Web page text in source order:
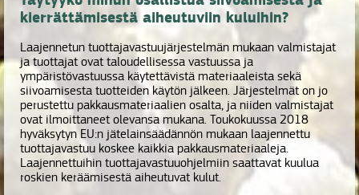
kierrättämisestä aiheutuviin kuluihin?
Laajennetun tuottajavastuujärjestelmän mukaan valmistajat
ja tuottajat ovat taloudellisessa vastuussa ja
ympäristövastuussa käytettävistä materiaaleista sekä
siivoamisesta tuotteiden käytön jälkeen. Järjestelmät on jo
perustettu pakkausmateriaalien osalta, ja niiden valmistajat
ovat ilmoittaneet olevansa mukana. Toukokuussa 2018
hyväksytyn EU:n jätelainsäädännön mukaan laajennettu
tuottajavastuu koskee kaikkia pakkausmateriaaleja.
Laajennettuihin tuottajavastuuohjelmiin saattavat kuulua
roskien keräämisestä aiheutuvat kulut.